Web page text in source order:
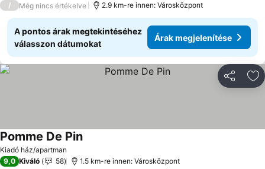
/ Még nincs értékelve 2.9 km-re innen: Városközpont
A pontos árak megtekintéséhez
válasszon dátumokat
Árak megjelenítése
Kiadó ház/apartman
Pomme De PinÁrak megjelenítése
9,0 Kiváló 58 1.5 km-re innen: Városközpont